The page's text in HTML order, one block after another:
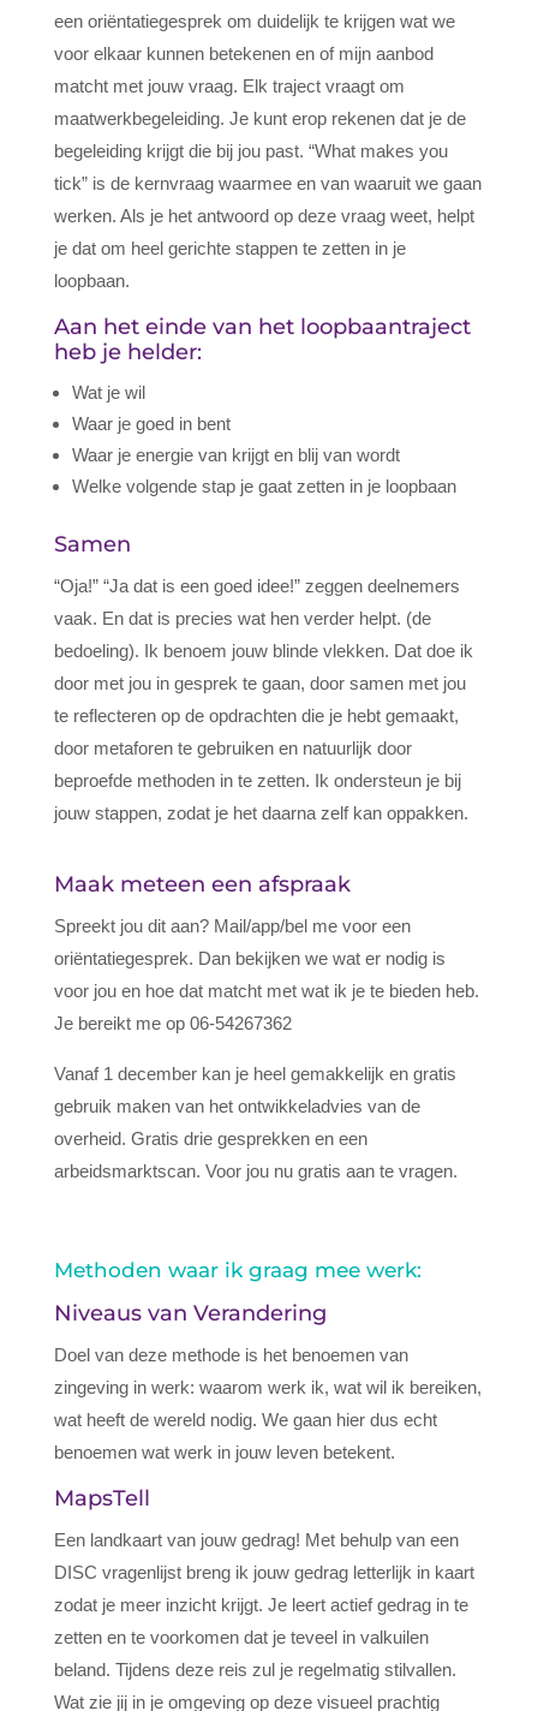
een oriëntatiegesprek om duidelijk te krijgen wat we
voor elkaar kunnen betekenen en of mijn aanbod
matcht met jouw vraag. Elk traject vraagt om
maatwerkbegeleiding. Je kunt erop rekenen dat je de
begeleiding krijgt die bij jou past. “What makes you
tick” is de kernvraag waarmee en van waaruit we gaan
werken. Als je het antwoord op deze vraag weet, helpt
je dat om heel gerichte stappen te zetten in je
loopbaan.
Aan het einde van het loopbaantraject
heb je helder:
Wat je wil
Waar je goed in bent
Waar je energie van krijgt en blij van wordt
Welke volgende stap je gaat zetten in je loopbaan
Samen
“Oja!” “Ja dat is een goed idee!” zeggen deelnemers
vaak. En dat is precies wat hen verder helpt. (de
bedoeling). Ik benoem jouw blinde vlekken. Dat doe ik
door met jou in gesprek te gaan, door samen met jou
te reflecteren op de opdrachten die je hebt gemaakt,
door metaforen te gebruiken en natuurlijk door
beproefde methoden in te zetten. Ik ondersteun je bij
jouw stappen, zodat je het daarna zelf kan oppakken.
Maak meteen een afspraak
Spreekt jou dit aan? Mail/app/bel me voor een
oriëntatiegesprek. Dan bekijken we wat er nodig is
voor jou en hoe dat matcht met wat ik je te bieden heb.
Je bereikt me op 06-54267362
Vanaf 1 december kan je heel gemakkelijk en gratis
gebruik maken van het ontwikkeladvies van de
overheid. Gratis drie gesprekken en een
arbeidsmarktscan. Voor jou nu gratis aan te vragen.
Methoden waar ik graag mee werk:
Niveaus van Verandering
Doel van deze methode is het benoemen van
zingeving in werk: waarom werk ik, wat wil ik bereiken,
wat heeft de wereld nodig. We gaan hier dus echt
benoemen wat werk in jouw leven betekent.
MapsTell
Een landkaart van jouw gedrag! Met behulp van een
DISC vragenlijst breng ik jouw gedrag letterlijk in kaart
zodat je meer inzicht krijgt. Je leert actief gedrag in te
zetten en te voorkomen dat je teveel in valkuilen
beland. Tijdens deze reis zul je regelmatig stilvallen.
Wat zie jij in je omgeving op deze visueel prachtig